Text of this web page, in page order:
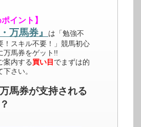
イント】
万馬券』
は「勉強不
！スキル不要！」競馬初心
万馬券をゲット!!
案内する買い目 でまずは的
さい。
馬券が支持される